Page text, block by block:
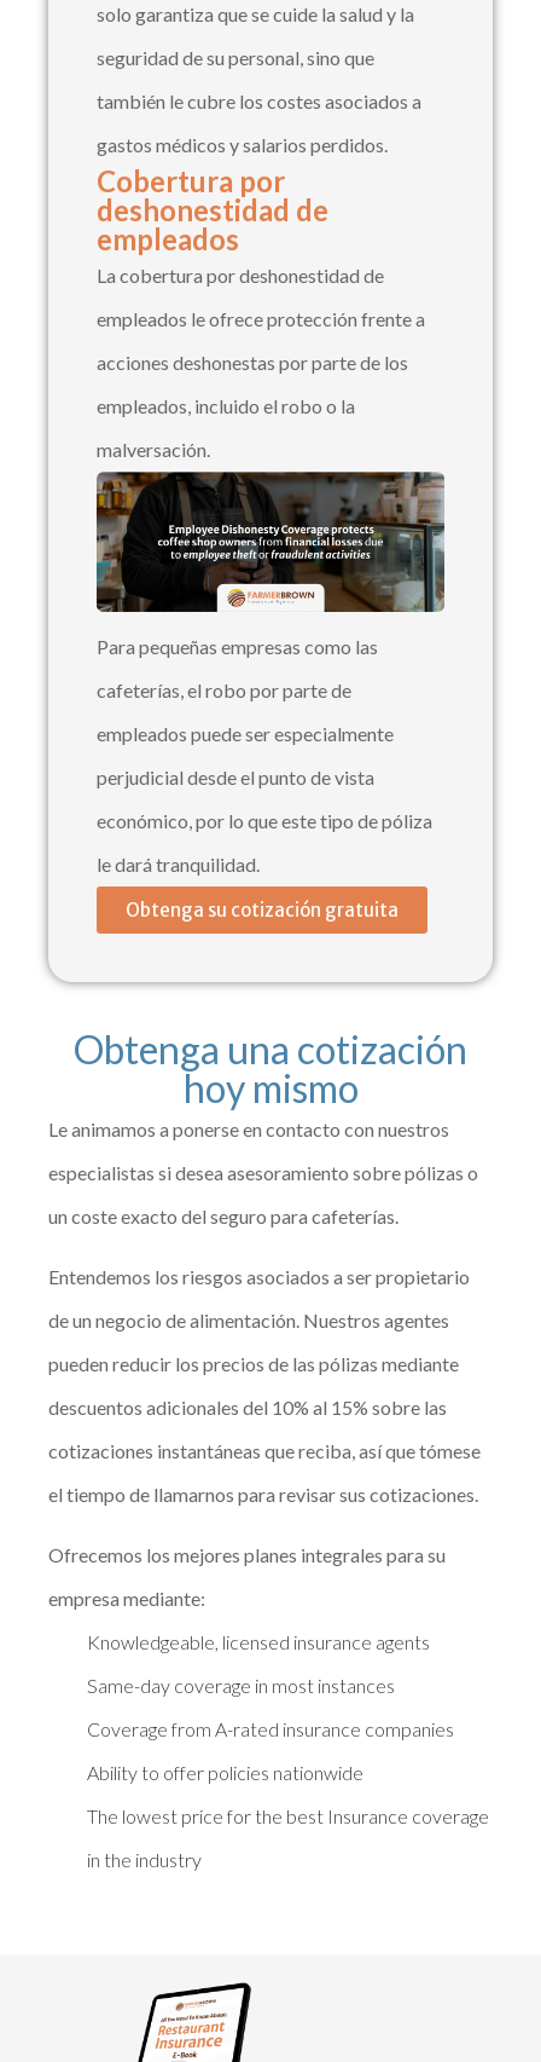
solo garantiza que se cuide la salud y la
seguridad de su personal, sino que
también le cubre los costes asociados a
gastos médicos y salarios perdidos.
Cobertura por
deshonestidad de
empleados
La cobertura por deshonestidad de
empleados le ofrece protección frente a
acciones deshonestas por parte de los
empleados, incluido el robo o la
malversación.
Para pequeñas empresas como las
cafeterías, el robo por parte de
empleados puede ser especialmente
perjudicial desde el punto de vista
económico, por lo que este tipo de póliza
le dará tranquilidad.
Obtenga su cotización gratuita
Obtenga una cotización
hoy mismo
Le animamos a ponerse en contacto con nuestros
especialistas si desea asesoramiento sobre pólizas o
un coste exacto del seguro para cafeterías.
Entendemos los riesgos asociados a ser propietario
de un negocio de alimentación. Nuestros agentes
pueden reducir los precios de las pólizas mediante
descuentos adicionales del 10% al 15% sobre las
cotizaciones instantáneas que reciba, así que tómese
el tiempo de llamarnos para revisar sus cotizaciones.
Ofrecemos los mejores planes integrales para su
empresa mediante:
Knowledgeable, licensed insurance agents
Same-day coverage in most instances
Coverage from A-rated insurance companies
Ability to offer policies nationwide
The lowest price for the best Insurance coverage
in the industry